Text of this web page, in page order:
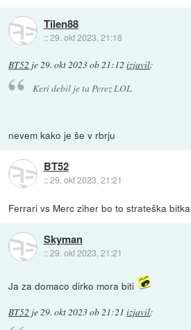
Tilen88
::29. okt 2023, 21:18
BT52 je29. okt 2023 ob 21:12 izjavil:
Keri debil je ta Perez LOL
nevem kako je še v rbrju
BT52
::29. okt 2023, 21:21
Ferrari vs Merc ziher bo to strateška
Skyman
::29. okt 2023, 21:21
Ja za domaco dirko mora biti
BT52 je29. okt 2023 ob 21:21 izjavil: